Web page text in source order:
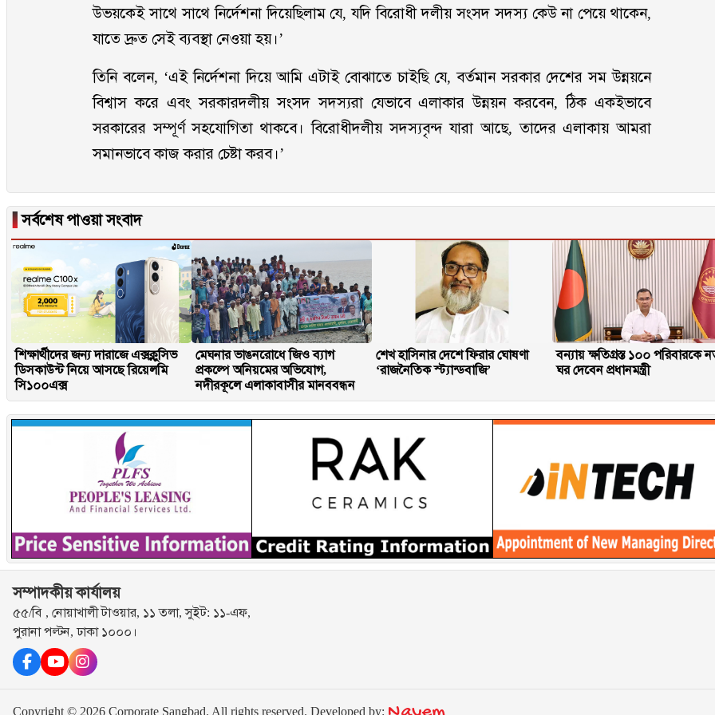
উভয়কেই সাথে সাথে নির্দেশনা দিয়েছিলাম যে, যদি বিরোধী দলীয় সংসদ সদস্য কেউ না পেয়ে থাকেন,
যাতে দ্রুত সেই ব্যবস্থা নেওয়া হয়।’
তিনি বলেন, ‘এই নির্দেশনা দিয়ে আমি এটাই বোঝাতে চাইছি যে, বর্তমান সরকার দেশের সম উন্নয়নে
বিশ্বাস করে এবং সরকারদলীয় সংসদ সদস্যরা যেভাবে এলাকার উন্নয়ন করবেন, ঠিক একইভাবে
সরকারের সম্পূর্ণ সহযোগিতা থাকবে। বিরোধীদলীয় সদস্যবৃন্দ যারা আছে, তাদের এলাকায় আমরা
সমানভাবে কাজ করার চেষ্টা করব।’
▐সর্বশেষ পাওয়া সংবাদ
শিক্ষার্থীদের জন্য দারাজে এক্সক্লুসিভ
ডিসকাউন্ট নিয়ে আসছে রিয়েলমি
সি১০০এক্স
মেঘনার ভাঙনরোধে জিও ব্যাগ
প্রকল্পে অনিয়মের অভিযোগ,
নদীরকূলে এলাকাবাসীর মানববন্ধন
শেখ হাসিনার দেশে ফিরার ঘোষণা
‘রাজনৈতিক স্ট্যান্ডবাজি’
বন্যায় ক্ষতিগ্রস্ত ১০০ পরিবারকে
ঘর দেবেন প্রধানমন্ত্রী
সম্পাদকীয় কার্যালয়
৫৫/বি , নোয়াখালী টাওয়ার, ১১ তলা, সুইট: ১১-এফ,
পুরানা পল্টন, ঢাকা ১০০০।
Copyright © 2026 Corporate Sangbad. All rights reserved. Developed by: